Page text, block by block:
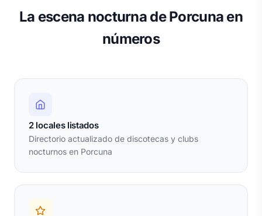
La escena nocturna de Porcuna en
números
2 locales listados
Directorio actualizado de discotecas y clubs
nocturnos en Porcuna